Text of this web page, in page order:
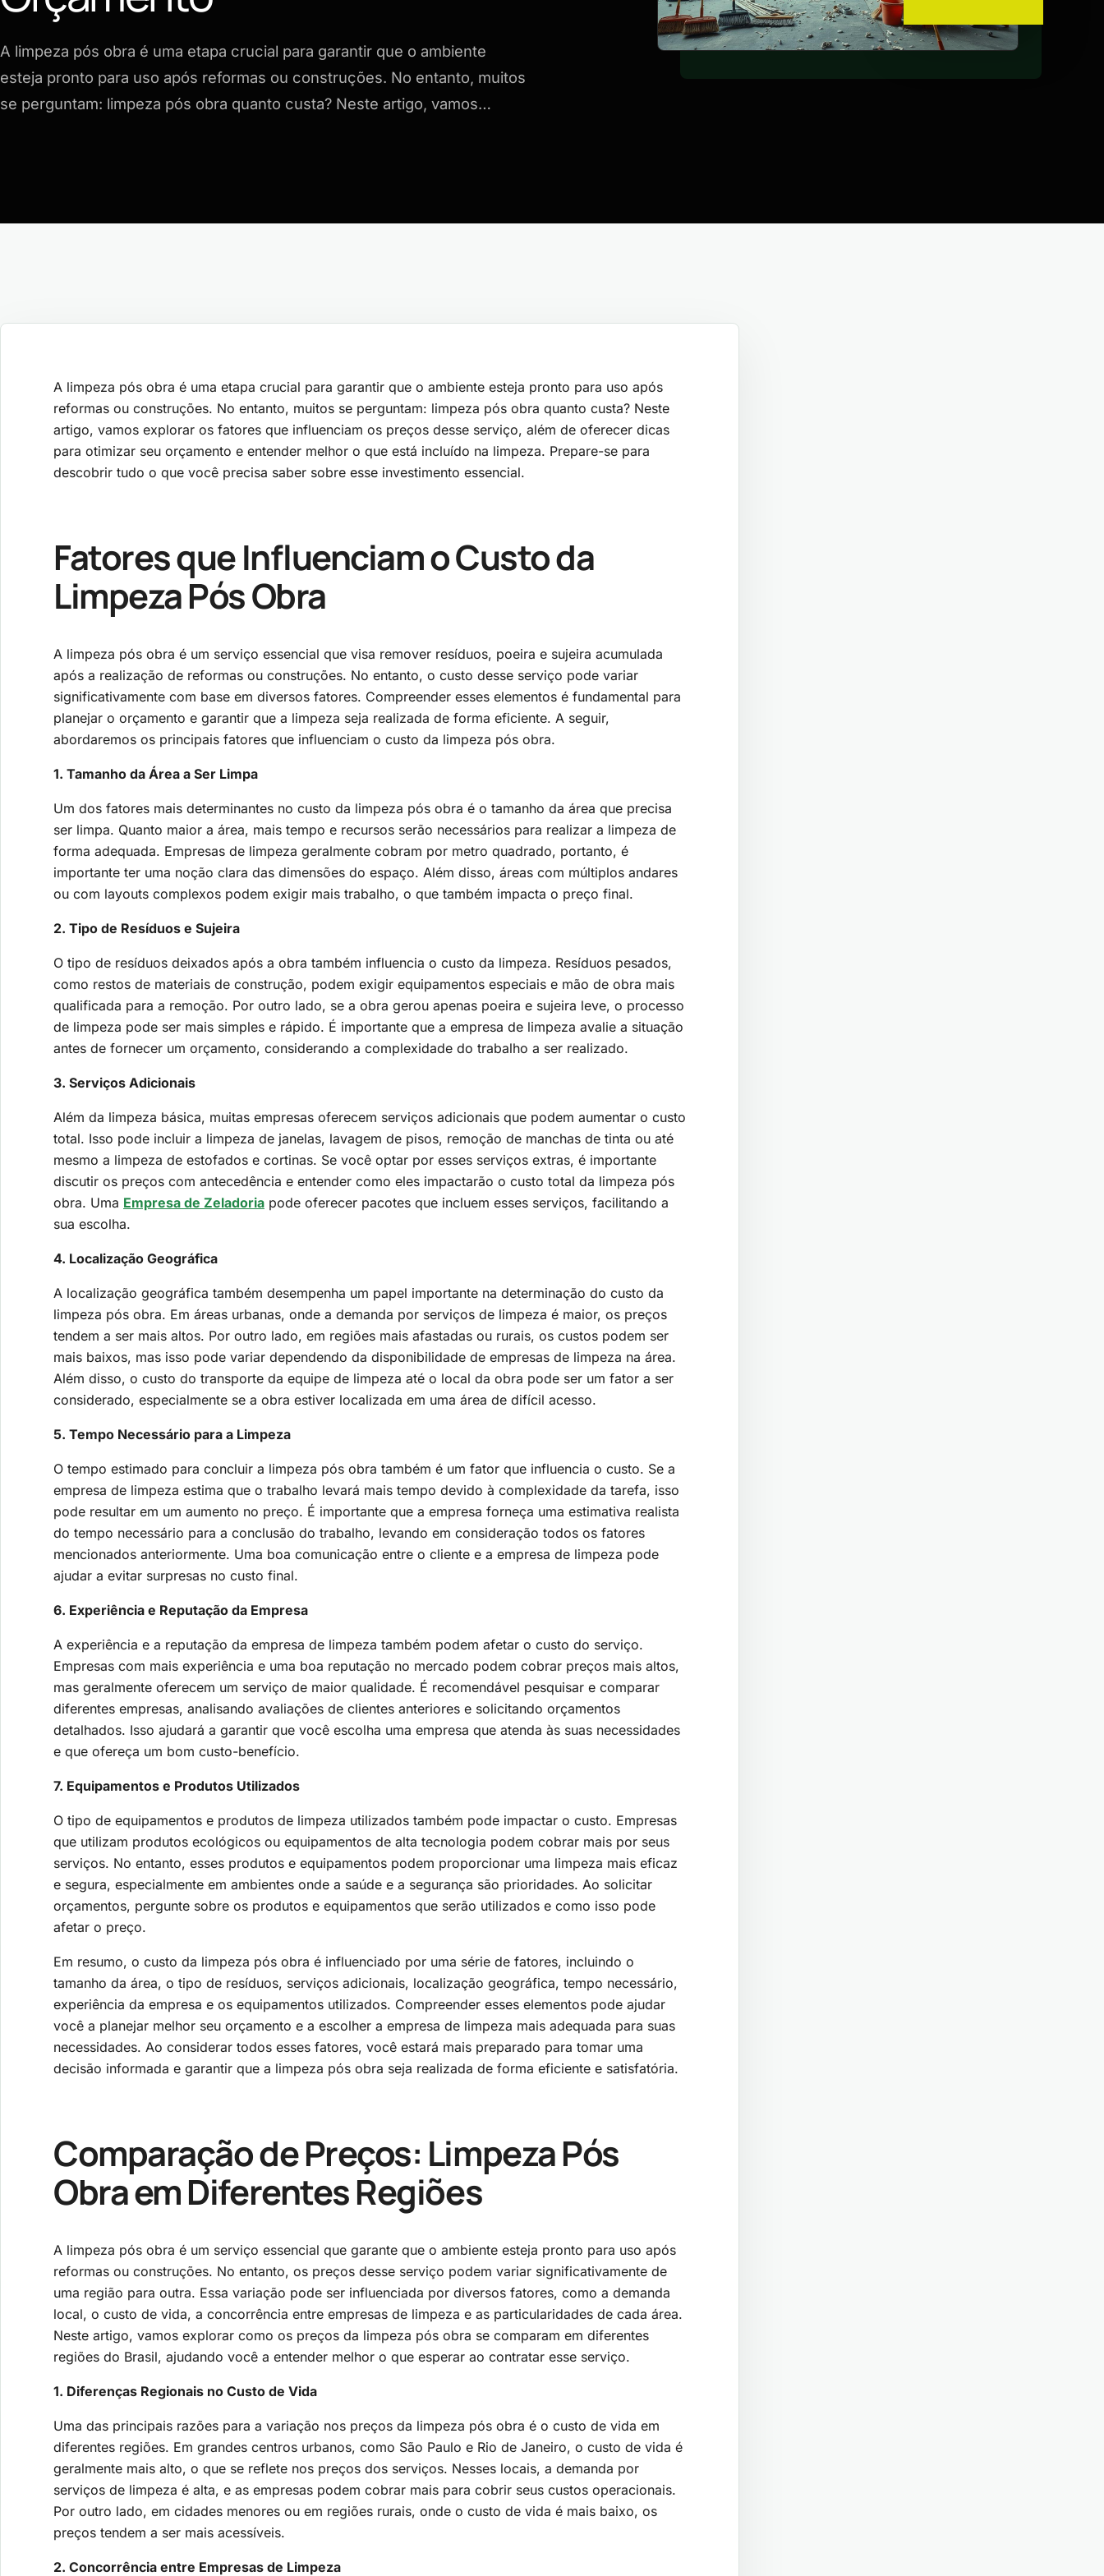
A limpeza pós obra é uma etapa crucial para garantir que o ambiente
esteja pronto para uso após reformas ou construções. No entanto, muitos
se perguntam: limpeza pós obra quanto custa? Neste artigo, vamos…
A limpeza pós obra é uma etapa crucial para garantir que o ambiente esteja pronto para uso após
reformas ou construções. No entanto, muitos se perguntam: limpeza pós obra quanto custa? Neste
artigo, vamos explorar os fatores que influenciam os preços desse serviço, além de oferecer dicas
para otimizar seu orçamento e entender melhor o que está incluído na limpeza. Prepare-se para
descobrir tudo o que você precisa saber sobre esse investimento essencial.
Fatores que Influenciam o Custo da
Limpeza Pós Obra
A limpeza pós obra é um serviço essencial que visa remover resíduos, poeira e sujeira acumulada
após a realização de reformas ou construções. No entanto, o custo desse serviço pode variar
significativamente com base em diversos fatores. Compreender esses elementos é fundamental para
planejar o orçamento e garantir que a limpeza seja realizada de forma eficiente. A seguir,
abordaremos os principais fatores que influenciam o custo da limpeza pós obra.
1. Tamanho da Área a Ser Limpa
Um dos fatores mais determinantes no custo da limpeza pós obra é o tamanho da área que precisa
ser limpa. Quanto maior a área, mais tempo e recursos serão necessários para realizar a limpeza de
forma adequada. Empresas de limpeza geralmente cobram por metro quadrado, portanto, é
importante ter uma noção clara das dimensões do espaço. Além disso, áreas com múltiplos andares
ou com layouts complexos podem exigir mais trabalho, o que também impacta o preço final.
2. Tipo de Resíduos e Sujeira
O tipo de resíduos deixados após a obra também influencia o custo da limpeza. Resíduos pesados,
como restos de materiais de construção, podem exigir equipamentos especiais e mão de obra mais
qualificada para a remoção. Por outro lado, se a obra gerou apenas poeira e sujeira leve, o processo
de limpeza pode ser mais simples e rápido. É importante que a empresa de limpeza avalie a situação
antes de fornecer um orçamento, considerando a complexidade do trabalho a ser realizado.
3. Serviços Adicionais
Além da limpeza básica, muitas empresas oferecem serviços adicionais que podem aumentar o custo
total. Isso pode incluir a limpeza de janelas, lavagem de pisos, remoção de manchas de tinta ou até
mesmo a limpeza de estofados e cortinas. Se você optar por esses serviços extras, é importante
discutir os preços com antecedência e entender como eles impactarão o custo total da limpeza pós
obra. Uma Empresa de Zeladoria pode oferecer pacotes que incluem esses serviços, facilitando a
sua escolha.
4. Localização Geográfica
A localização geográfica também desempenha um papel importante na determinação do custo da
limpeza pós obra. Em áreas urbanas, onde a demanda por serviços de limpeza é maior, os preços
tendem a ser mais altos. Por outro lado, em regiões mais afastadas ou rurais, os custos podem ser
mais baixos, mas isso pode variar dependendo da disponibilidade de empresas de limpeza na área.
Além disso, o custo do transporte da equipe de limpeza até o local da obra pode ser um fator a ser
considerado, especialmente se a obra estiver localizada em uma área de difícil acesso.
5. Tempo Necessário para a Limpeza
O tempo estimado para concluir a limpeza pós obra também é um fator que influencia o custo. Se a
empresa de limpeza estima que o trabalho levará mais tempo devido à complexidade da tarefa, isso
pode resultar em um aumento no preço. É importante que a empresa forneça uma estimativa realista
do tempo necessário para a conclusão do trabalho, levando em consideração todos os fatores
mencionados anteriormente. Uma boa comunicação entre o cliente e a empresa de limpeza pode
ajudar a evitar surpresas no custo final.
6. Experiência e Reputação da Empresa
A experiência e a reputação da empresa de limpeza também podem afetar o custo do serviço.
Empresas com mais experiência e uma boa reputação no mercado podem cobrar preços mais altos,
mas geralmente oferecem um serviço de maior qualidade. É recomendável pesquisar e comparar
diferentes empresas, analisando avaliações de clientes anteriores e solicitando orçamentos
detalhados. Isso ajudará a garantir que você escolha uma empresa que atenda às suas necessidades
e que ofereça um bom custo-benefício.
7. Equipamentos e Produtos Utilizados
O tipo de equipamentos e produtos de limpeza utilizados também pode impactar o custo. Empresas
que utilizam produtos ecológicos ou equipamentos de alta tecnologia podem cobrar mais por seus
serviços. No entanto, esses produtos e equipamentos podem proporcionar uma limpeza mais eficaz
e segura, especialmente em ambientes onde a saúde e a segurança são prioridades. Ao solicitar
orçamentos, pergunte sobre os produtos e equipamentos que serão utilizados e como isso pode
afetar o preço.
Em resumo, o custo da limpeza pós obra é influenciado por uma série de fatores, incluindo o
tamanho da área, o tipo de resíduos, serviços adicionais, localização geográfica, tempo necessário,
experiência da empresa e os equipamentos utilizados. Compreender esses elementos pode ajudar
você a planejar melhor seu orçamento e a escolher a empresa de limpeza mais adequada para suas
necessidades. Ao considerar todos esses fatores, você estará mais preparado para tomar uma
decisão informada e garantir que a limpeza pós obra seja realizada de forma eficiente e satisfatória.
Comparação de Preços: Limpeza Pós
Obra em Diferentes Regiões
A limpeza pós obra é um serviço essencial que garante que o ambiente esteja pronto para uso após
reformas ou construções. No entanto, os preços desse serviço podem variar significativamente de
uma região para outra. Essa variação pode ser influenciada por diversos fatores, como a demanda
local, o custo de vida, a concorrência entre empresas de limpeza e as particularidades de cada área.
Neste artigo, vamos explorar como os preços da limpeza pós obra se comparam em diferentes
regiões do Brasil, ajudando você a entender melhor o que esperar ao contratar esse serviço.
1. Diferenças Regionais no Custo de Vida
Uma das principais razões para a variação nos preços da limpeza pós obra é o custo de vida em
diferentes regiões. Em grandes centros urbanos, como São Paulo e Rio de Janeiro, o custo de vida é
geralmente mais alto, o que se reflete nos preços dos serviços. Nesses locais, a demanda por
serviços de limpeza é alta, e as empresas podem cobrar mais para cobrir seus custos operacionais.
Por outro lado, em cidades menores ou em regiões rurais, onde o custo de vida é mais baixo, os
preços tendem a ser mais acessíveis.
2. Concorrência entre Empresas de Limpeza